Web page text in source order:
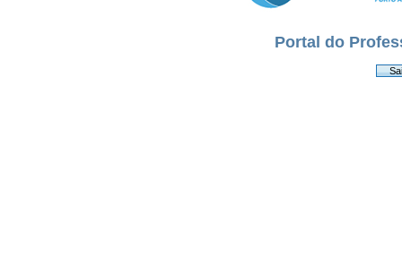
Portal do